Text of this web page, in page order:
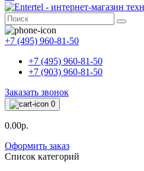
+7 (495) 960-81-50
+7 (495) 960-81-50
+7 (903) 960-81-50
Заказать звонок
0
0.00р.
Оформить заказ
Список категорий